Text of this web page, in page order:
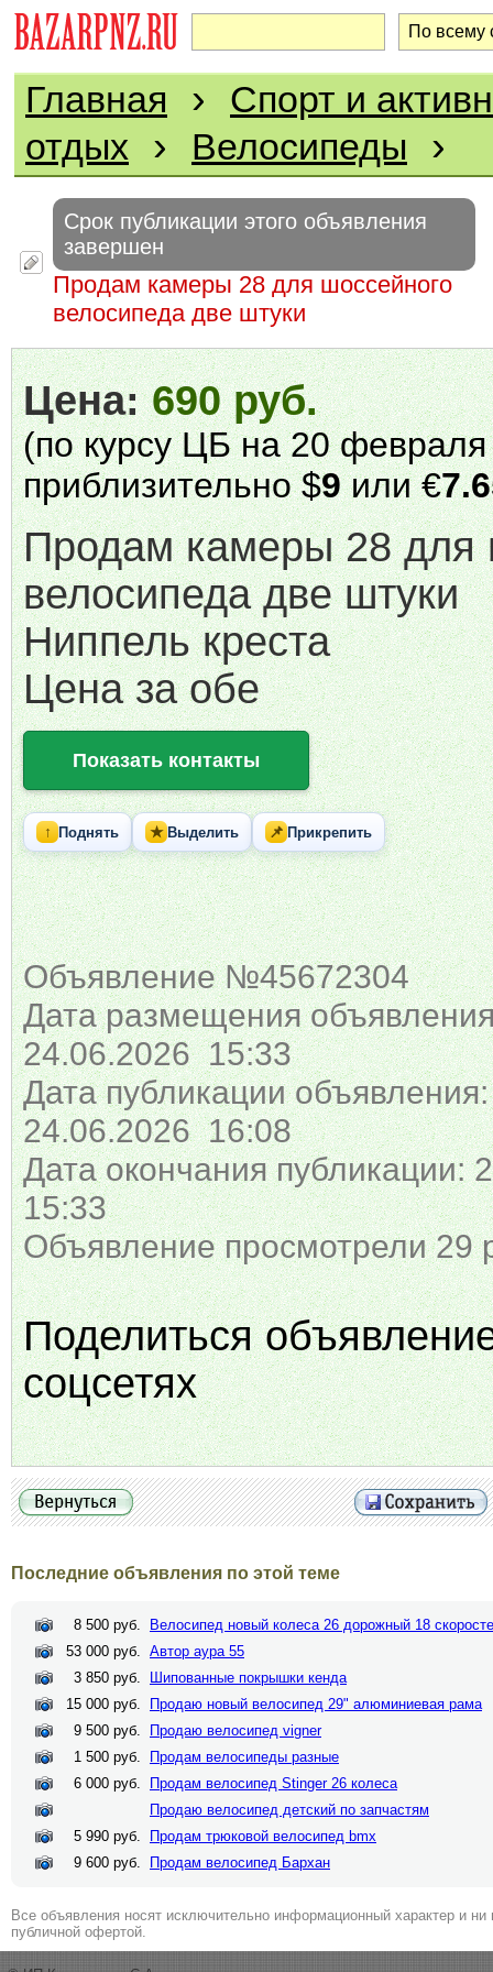
Главная › Спорт и
отдых › Велосипеды ›
Срок публикации этого объявления
завершен
Продам камеры 28 для шоссейного
велосипеда две штуки
Цена:690 руб.
(по курсу ЦБ на 20 февраля
приблизительно $9или €
Продам камеры 28 для
велосипеда две штуки
Ниппель креста
Цена за обе
Показать контакты
↑ Поднять ★ Выделить 📌 Прикрепить
Объявление №45672304
Дата размещения
24.06.2026 15:33
Дата публикации объявления:
24.06.2026 16:08
Дата окончания публикации:
15:33
Объявление просмотрели 29
Поделиться
соцсетях
Последние объявления по этой теме
8 500 руб.
Велосипед новый колеса 26 дорожный 18
53 000 руб. Автор аура 55
3 850 руб.
Шипованные покрышки кенда
15 000 руб.
Продаю новый велосипед 29" алюминиевая рама
9 500 руб.
Продаю велосипед vigner
1 500 руб.
Продам велосипеды разные
6 000 руб.
Продам велосипед Stinger 26 колеса
Продаю велосипед детский по запчастям
5 990 руб.
Продам трюковой велосипед bmx
9 600 руб.
Продам велосипед Бархан
Все объявления носят исключительно информационный характер и ни
публичной офертой.